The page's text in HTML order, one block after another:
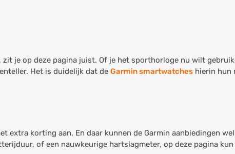
zit je op deze pagina juist. Of je het sporthorloge nu wilt
Het is duidelijk dat de Garmin smartwatches hierin hun
korting aan. En daar kunnen de Garmin aanbiedingen
of een nauwkeurige hartslagmeter, op deze pagina